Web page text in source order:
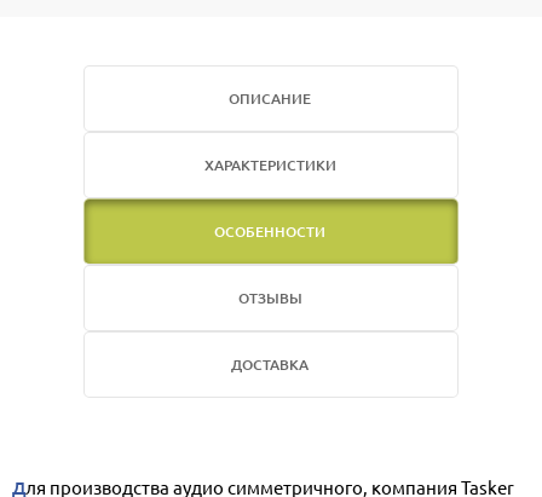
ОПИСАНИЕ
ХАРАКТЕРИСТИКИ
ОСОБЕННОСТИ
ОТЗЫВЫ
ДОСТАВКА
Для производства аудио симметричного, компания Tasker